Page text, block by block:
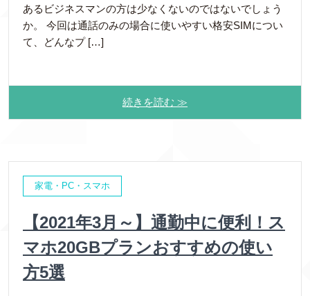
あるビジネスマンの方は少なくないのではないでしょう
か。 今回は通話のみの場合に使いやすい格安SIMについ
て、どんなプ […]
続きを読む ≫
家電・PC・スマホ
【2021年3月～】通勤中に便利！ス
マホ20GBプランおすすめの使い
方5選